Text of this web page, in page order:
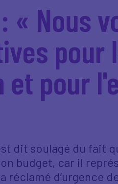
« Nous
pour
pour
dit soulagé du fait
budget, car il
d’urgence